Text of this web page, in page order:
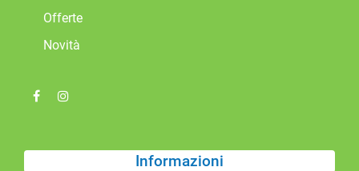
Offerte
Novità
Informazioni